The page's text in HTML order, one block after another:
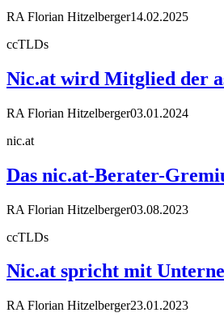
RA Florian Hitzelberger14.02.2025
ccTLDs
Nic.at wird Mitglied der
RA Florian Hitzelberger03.01.2024
nic.at
Das nic.at-Berater-
RA Florian Hitzelberger03.08.2023
ccTLDs
Nic.at spricht mit
RA Florian Hitzelberger23.01.2023